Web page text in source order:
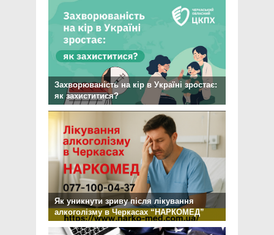
Захворюваність на кір в Україні зростає:
як захиститися?
Як уникнути зриву після лікування
алкоголізму в Черкасах “НАРКОМЕД”